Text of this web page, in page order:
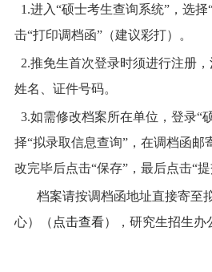
1.进入“硕士考生查询系统”，选
击“打印调档函”（建议彩打）。
2.推免生首次登录时须进行注册
姓名、证件号码。
3.如需修改档案所在单位，登录“
择“拟录取信息查询”，在调档函邮
改完毕后点击“保存”，最后点击“提
档案请按调档函地址直接寄至
心）（ 点击查看），研究生招生办